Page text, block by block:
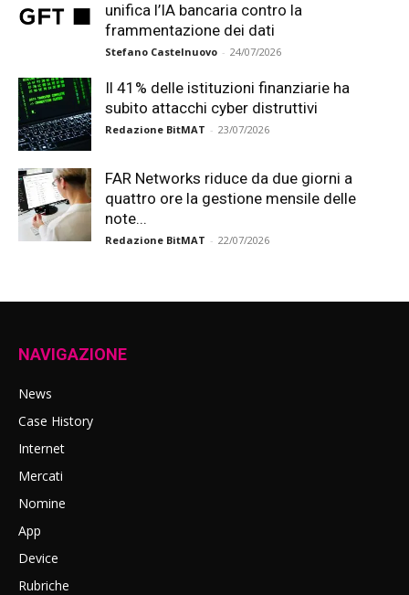
unifica l’IA bancaria contro la
frammentazione dei dati
Stefano Castelnuovo - 24/07/2026
Il 41% delle istituzioni finanziarie ha
subito attacchi cyber distruttivi
Redazione BitMAT - 23/07/2026
FAR Networks riduce da due giorni a
quattro ore la gestione mensile delle
note...
Redazione BitMAT - 22/07/2026
NAVIGAZIONE
News
Case History
Internet
Mercati
Nomine
App
Device
Rubriche